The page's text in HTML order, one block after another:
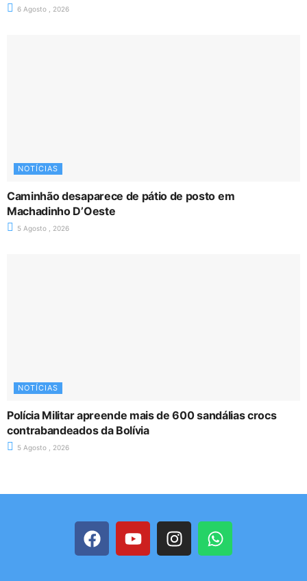
6 Agosto , 2026
NOTÍCIAS
Caminhão desaparece de pátio de posto em
Machadinho D’Oeste
5 Agosto , 2026
NOTÍCIAS
Polícia Militar apreende mais de 600 sandálias crocs
contrabandeados da Bolívia
5 Agosto , 2026